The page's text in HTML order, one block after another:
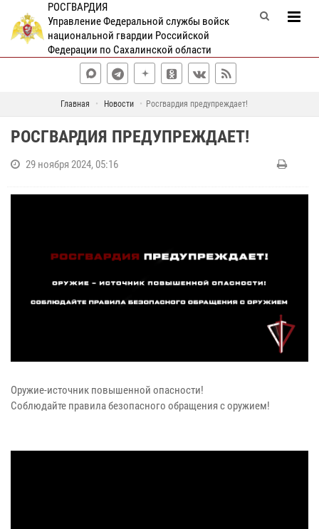
РОСГВАРДИЯ
Управление Федеральной службы войск
национальной гвардии Российской
Федерации по Сахалинской области
Главная Новости Росгвардия предупреждает!
РОСГВАРДИЯ ПРЕДУПРЕЖДАЕТ!
29 ноября 2024, 05:16
Оружие-источник повышенной опасности!
Соблюдайте правила безопасного обращения с оружием!